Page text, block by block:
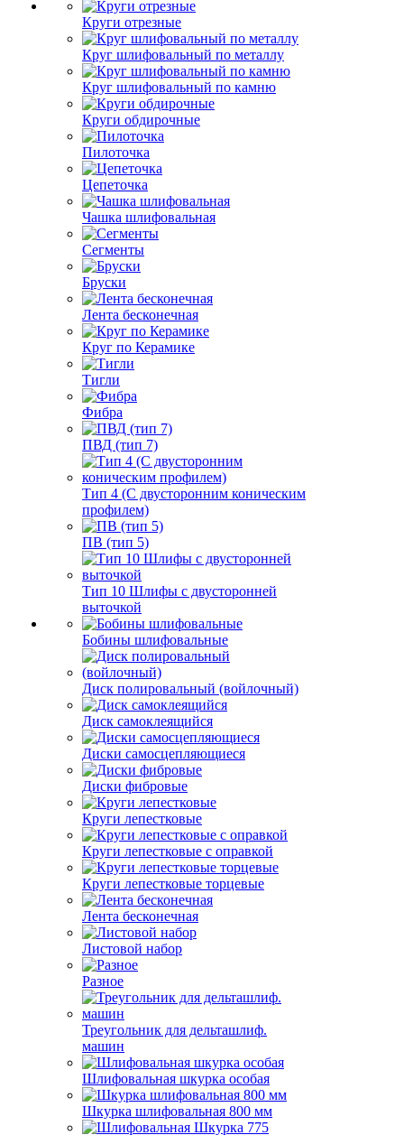
Круги отрезные
Круг шлифовальный по металлу
Круг шлифовальный по камню
Круги обдирочные
Пилоточка
Цепеточка
Чашка шлифовальная
Сегменты
Бруски
Лента бесконечная
Круг по Керамике
Тигли
Фибра
ПВД (тип 7)
Тип 4 (С двусторонним коническим
профилем)
ПВ (тип 5)
Тип 10 Шлифы с двусторонней
выточкой
Бобины шлифовальные
Диск полировальный (войлочный)
Диск самоклеящийся
Диски самосцепляющиеся
Диски фибровые
Круги лепестковые
Круги лепестковые с оправкой
Круги лепестковые торцевые
Лента бесконечная
Листовой набор
Разное
Треугольник для дельташлиф.
машин
Шлифовальная шкурка особая
Шкурка шлифовальная 800 мм